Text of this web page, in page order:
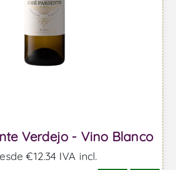
Verdejo - Vino Blanco
€12,34 IVA incl.